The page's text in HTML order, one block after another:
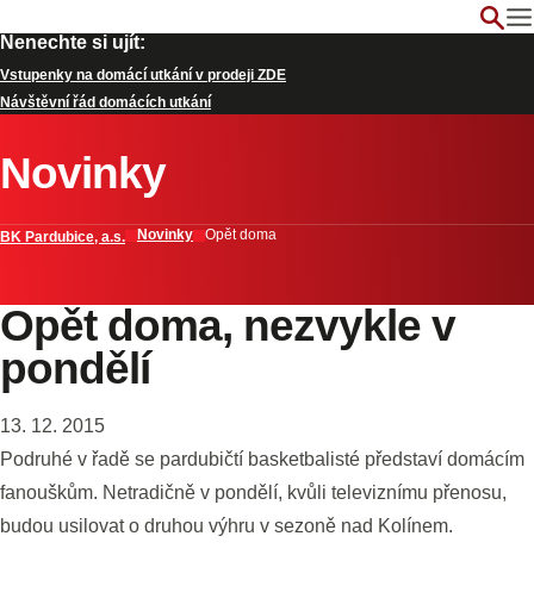
Nenechte si ujít:
Vstupenky na domácí utkání v prodeji ZDE
Návštěvní řád domácích utkání
Novinky
BK Pardubice, a.s. Novinky Opět doma
Opět doma, nezvykle v
pondělí
13. 12. 2015
Podruhé v řadě se pardubičtí basketbalisté představí domácím
fanouškům. Netradičně v pondělí, kvůli televiznímu přenosu,
budou usilovat o druhou výhru v sezoně nad Kolínem.